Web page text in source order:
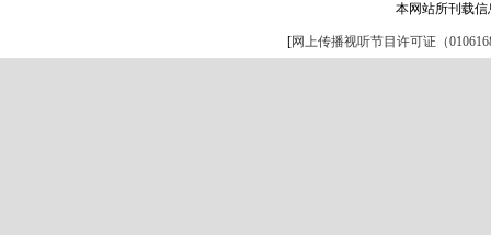
本网站所刊载
[网上传播视听节目许可证（